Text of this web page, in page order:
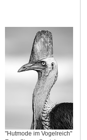
"Hutmode im Vogelreich"